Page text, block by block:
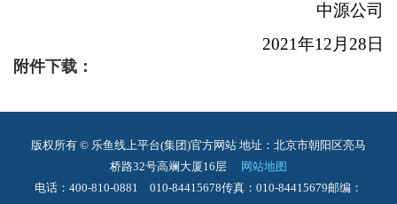
中源公司
2021年12月28日
附件下载：
版权所有 © 乐鱼线上平台(集团)官方网站 地址：北京市朝阳区亮马
桥路32号高斓大厦16层
网站地图
电话：400-810-0881 010-84415678传真：010-84415679邮编：